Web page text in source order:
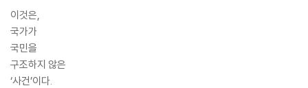
밤하늘에 쾅쾅 박힌 별이 못이라면, 그것은 길이를 잴 수 없이 긴 못, 누구
의 가슴에도 깊이를 알 수 없이 깊은 못입니다.
아직은 어디서 날이 밝아온다고 말할 수 없는 밤입니다.
그러나 우리는 빛을 비추며, 서로서로 빛을 비추며, 죽은 아이들을 찾아야
합니다. 잃어버리면 안 되는 것, 잊어버리면 안 되는 것들을 찾아 어둠 속으
이것은,
국가가
국민을
구조하지 않은
‘사건’이다.